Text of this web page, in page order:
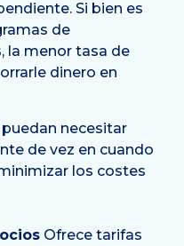
Si bien es
de
la menor tasa de
dinero en
necesitar
de vez en cuando
los costes
Ofrece tarifas